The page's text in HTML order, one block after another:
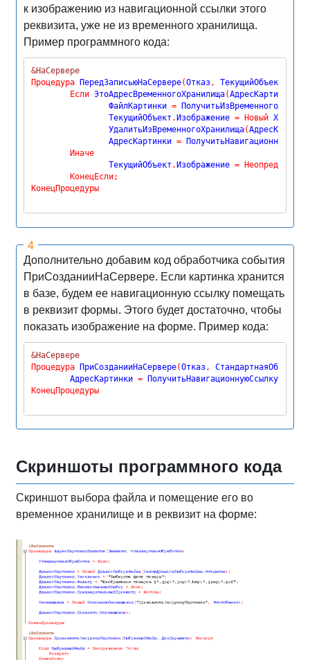
к изображению из навигационной ссылки этого
реквизита, уже не из временного хранилища.
Пример программного кода:
&НаСервере
Процедура ПередЗаписьюНаСервере(Отказ, ТекущийОбъект
Если ЭтоАдресВременногоХранилища(АдресКартинки
		ФайлКартинки
=
		ТекущийОбъект
. Изображение = Новый
		УдалитьИзВременногоХранилища
(
		АдресКартинки
=
Иначе
		ТекущийОбъект
. Изображение = Неопределено
КонецЕсли;
КонецПроцедуры
Дополнительно добавим код обработчика события
ПриСозданииНаСервере. Если картинка хранится
в базе, будем ее навигационную ссылку помещать
в реквизит формы. Этого будет достаточно, чтобы
показать изображение на форме. Пример кода:
&НаСервере
Процедура ПриСозданииНаСервере(Отказ,
	АдресКартинки
= ПолучитьНавигационнуюСсылку(
КонецПроцедуры
Скриншоты программного кода
Скриншот выбора файла и помещение его во
временное хранилище и в реквизит на форме: